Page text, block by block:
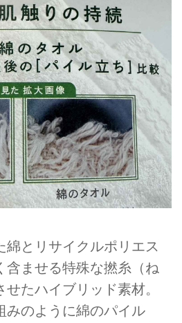
綿とリサイクルポリエス
含ませる特殊な撚糸（ね
たハイブリッド素材。
みのように綿のパイル